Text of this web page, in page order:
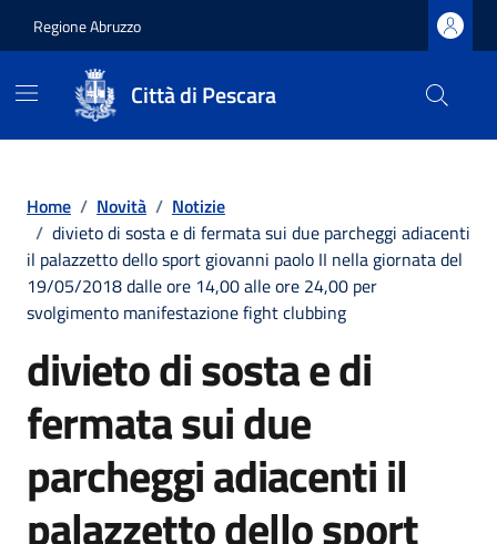
Regione Abruzzo
Città di Pescara
Home / Novità / Notizie
/ divieto di sosta e di fermata sui due parcheggi adiacenti
il palazzetto dello sport giovanni paolo II nella giornata del
19/05/2018 dalle ore 14,00 alle ore 24,00 per
svolgimento manifestazione fight clubbing
divieto di sosta e di
fermata sui due
parcheggi adiacenti il
palazzetto dello sport